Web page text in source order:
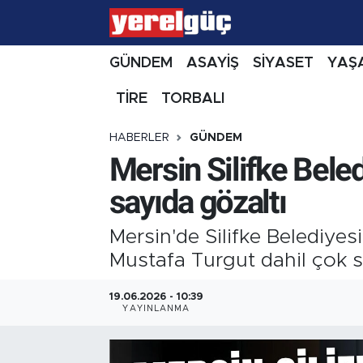
GÜNDEM ASAYİŞ SİYASET
TİRE TORBALI
HABERLER GÜNDEM
Mersin Silifke
sayıda gözaltı
Mersin'de Silifke
Mustafa Turgut dahil çok
19.06.2026 - 10:39
YAYINLANMA